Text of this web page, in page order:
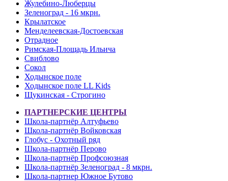
Жулебино-Люберцы
Зеленоград - 16 мкрн.
Крылатское
Менделеевская-Достоевская
Отрадное
Римская-Площадь Ильича
Свиблово
Сокол
Ходынское поле
Ходынское поле LL Kids
Щукинская - Строгино
ПАРТНЕРСКИЕ ЦЕНТРЫ
Школа-партнёр Алтуфьево
Школа-партнёр Войковская
Глобус - Охотный ряд
Школа-партнёр Перово
Школа-партнёр Профсоюзная
Школа-партнёр Зеленоград - 8 мкрн.
Школа-партнер Южное Бутово